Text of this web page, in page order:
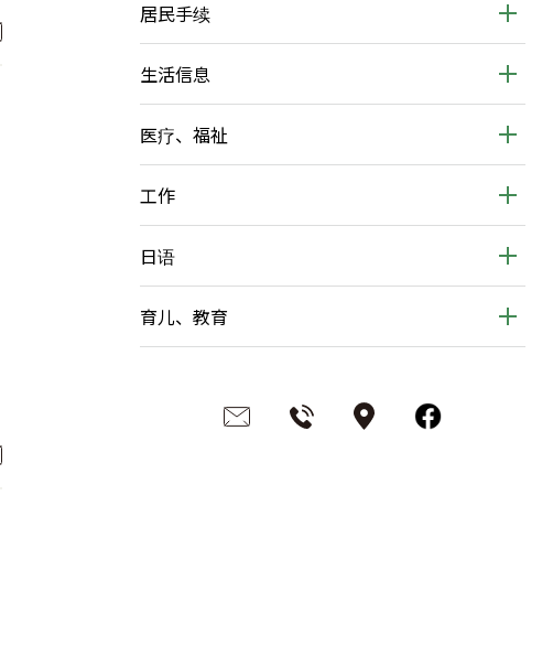
居民手续
生活信息
医疗、福祉
工作
日语
育儿、教育